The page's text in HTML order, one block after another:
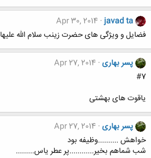
javad ta
Apr 30, 2014
فضایل و ویژگی های حضرت زینب سلام الله علیها
پسر بهاری Apr 27, 2014
#7
یاقوت های بهشتی
پسر بهاری Apr 27, 2014
خواهش ..........وظیفه بود
شب شماهم بخیر............پر عطر یاس.........